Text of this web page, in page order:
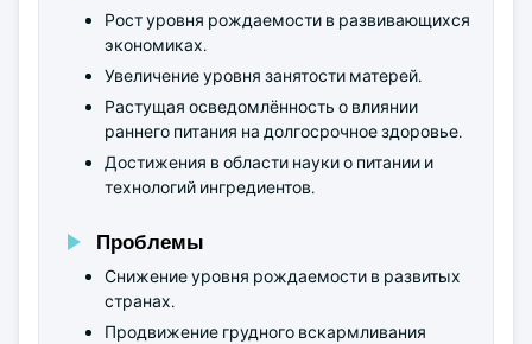
Рост уровня рождаемости в развивающихся
экономиках.
Увеличение уровня занятости матерей.
Растущая осведомлённость о влиянии
раннего питания на долгосрочное здоровье.
Достижения в области науки о питании и
технологий ингредиентов.
Проблемы
Снижение уровня рождаемости в развитых
странах.
Продвижение грудного вскармливания